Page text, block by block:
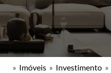
» Imóveis » Investimento »